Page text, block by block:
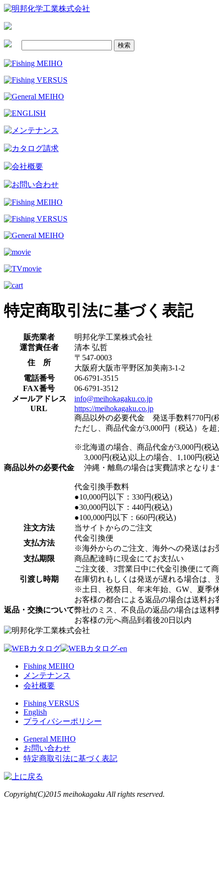
特定商取引法に基づく表記
販売業者
明邦化学工業株式会社
運営責任者
清本 弘哲
住 所
〒547-0003
大阪府大阪市平野区加美南3-1-2
電話番号
06-6791-3515
FAX番号
06-6791-3512
メールアドレス
info@meihokagaku.co.jp
URL
https://meihokagaku.co.jp
商品以外の必要代金
商品以外の必要代金 発送手数料770円(
ただし、商品代金が3,000円（税込）を
※北海道の場合、商品代金が3,000円(税
3,000円(税込)以上の場合、1,100円(税
沖縄・離島の場合は実費請求となりま
代金引換手数料
●10,000円以下：330円(税込)
●30,000円以下：440円(税込)
●100,000円以下：660円(税込)
注文方法
当サイトからのご注文
支払方法
代金引換便
※海外からのご注文、海外への発送はお
支払期限
商品配達時に現金にてお支払い
引渡し時期
ご注文後、3営業日中に代金引換便にて
在庫切れもしくは発送が遅れる場合は、
※土日、祝祭日、年末年始、GW、夏季
返品・交換について
お客様の都合による返品の場合は送料お
弊社のミス、不良品の返品の場合は送料
お客様の元へ商品到着後20日以内
Fishing MEIHO
メンテナンス
会社概要
Fishing VERSUS
English
プライバシーポリシー
General MEIHO
お問い合わせ
特定商取引法に基づく表記
Copyright(C)2015 meihokagaku All rights reserved.